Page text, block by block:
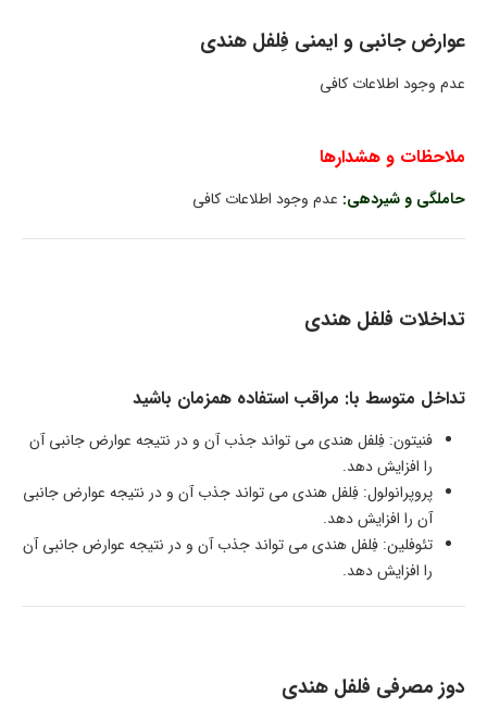
عوارض جانبی و ایمنی فِلفل هندی
عدم وجود اطلاعات کافی
ملاحظات و هشدارها
حاملگی و شیردهی: عدم وجود اطلاعات کافی
تداخلات فلفل هندی
تداخل متوسط با: مراقب استفاده همزمان باشید
فنیتون: فِلفل هندی می تواند جذب آن و در نتیجه عوارض جانبی آن
را افزایش دهد.
پروپرانولول: فِلفل هندی می تواند جذب آن و در نتیجه عوارض جانبی
آن را افزایش دهد.
تئوفلین: فِلفل هندی می تواند جذب آن و در نتیجه عوارض جانبی آن
را افزایش دهد.
دوز مصرفی فلفل هندی